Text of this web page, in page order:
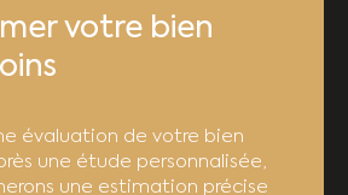
votre bien
évaluation de votre bien
une étude personnalisée,
une estimation précise